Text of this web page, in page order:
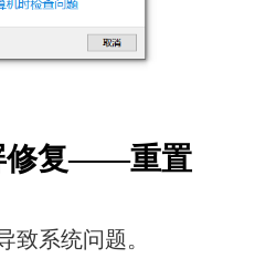
修复——重置
致系统问题。